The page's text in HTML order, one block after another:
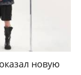
новую